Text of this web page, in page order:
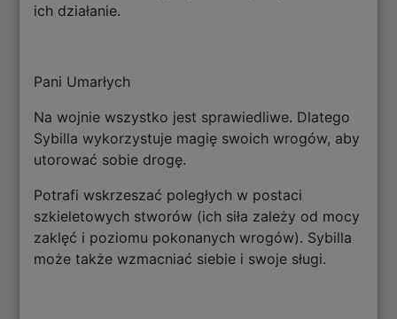
ich działanie.
Pani Umarłych
Na wojnie wszystko jest sprawiedliwe. Dlatego
Sybilla wykorzystuje magię swoich wrogów, aby
utorować sobie drogę.
Potrafi wskrzeszać poległych w postaci
szkieletowych stworów (ich siła zależy od mocy
zaklęć i poziomu pokonanych wrogów). Sybilla
może także wzmacniać siebie i swoje sługi.